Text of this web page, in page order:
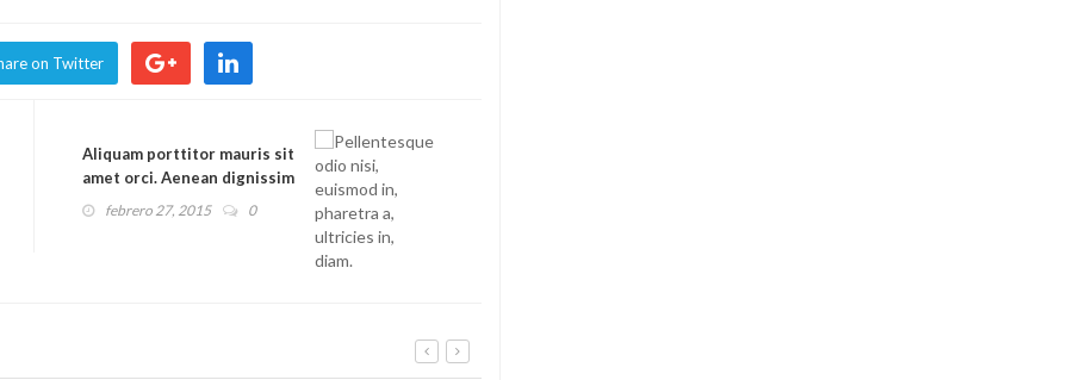
on Twitter
Aliquam porttitor mauris sit
amet orci. Aenean dignissim
pellentesque felis.
febrero 27, 2015 0
Pellentesque odio nisi, euismod in,
pharetra a, ultricies in, diam.